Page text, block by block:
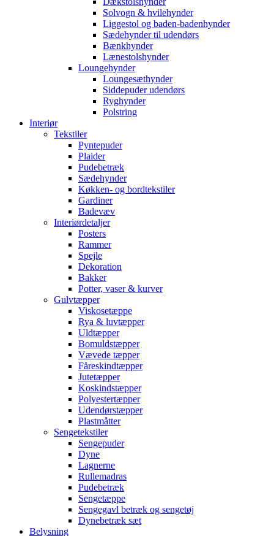
Solvogn & hvilehynder
Liggestol og baden-badenhynder
Sædehynder til udendørs
Bænkhynder
Lænestolshynder
Loungehynder
Loungesæthynder
Siddepuder udendørs
Ryghynder
Polstring
Interiør
Tekstiler
Pyntepuder
Plaider
Pudebetræk
Sædehynder
Køkken- og bordtekstiler
Gardiner
Badevæv
Interiørdetaljer
Posters
Rammer
Spejle
Dekoration
Bakker
Potter, vaser & kurver
Gulvtæpper
Viskosetæppe
Rya & luvtæpper
Uldtæpper
Bomuldstæpper
Vævede tæpper
Fåreskindtæpper
Jutetæpper
Koskindstæpper
Polyestertæpper
Udendørstæpper
Plastmåtter
Sengetekstiler
Sengepuder
Dyne
Lagnerne
Rullemadras
Pudebetræk
Sengetæppe
Sengegavl betræk og sengetøj
Dynebetræk sæt
Belysning